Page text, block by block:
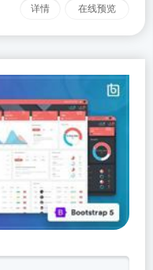
详情 在线预览